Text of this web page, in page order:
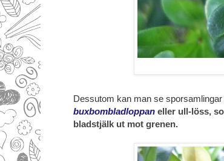
Dessutom kan man se
buxbombladloppan eller ull-löss,
bladstjälk ut mot grenen.